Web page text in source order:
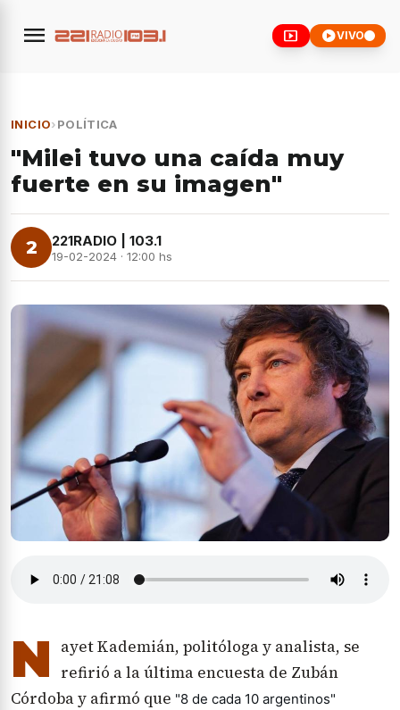
menu smart_display play_circleVIVO
INICIO›POLÍTICA
"Milei tuvo una caída muy
fuerte en su imagen"
2 221RADIO | 103.1
19-02-2024 · 12:00 hs
N ayet Kademián, politóloga y analista, se
refirió a la última encuesta de Zubán
Córdoba y afirmó que "8 de cada 10 argentinos"